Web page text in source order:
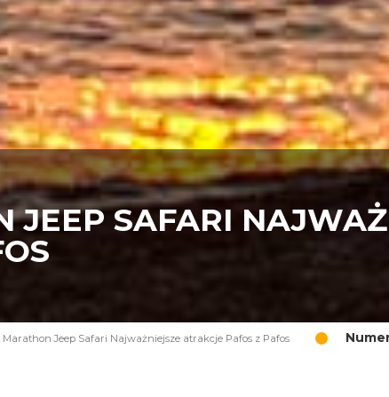
JEEP SAFARI
Jeep Safari Najważniejsze atrakcje Pafos z Pafos